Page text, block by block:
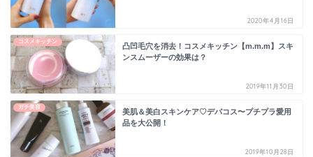
2020年4月16日
コスメキッチン
凸凹毛穴を消去！コスメキッチン【m.m.m】スキ
ンスムーザーの効果は？
2019年11月30日
ガチ美容
美肌＆美白スキンケア♡デパコス〜プチプラ愛用
品を大公開！
2019年10月28日